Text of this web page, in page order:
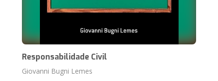
Responsabilidade Civil
Giovanni Bugni Lemes